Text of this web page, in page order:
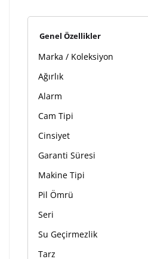
Genel Özellikler
Marka / Koleksiyon
Ağırlık
Alarm
Cam Tipi
Cinsiyet
Garanti Süresi
Makine Tipi
Pil Ömrü
Seri
Su Geçirmezlik
Tarz